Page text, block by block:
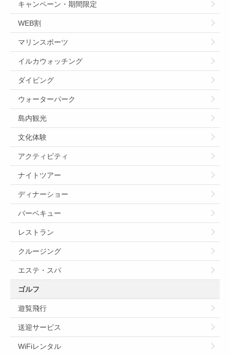
キャンペーン・期間限定
WEB割
マリンスポーツ
イルカウォッチング
ダイビング
ウォーターパーク
島内観光
文化体験
アクティビティ
ナイトツアー
ディナーショー
バーベキュー
レストラン
クルージング
エステ・スパ
ゴルフ
遊覧飛行
送迎サービス
WiFiレンタル